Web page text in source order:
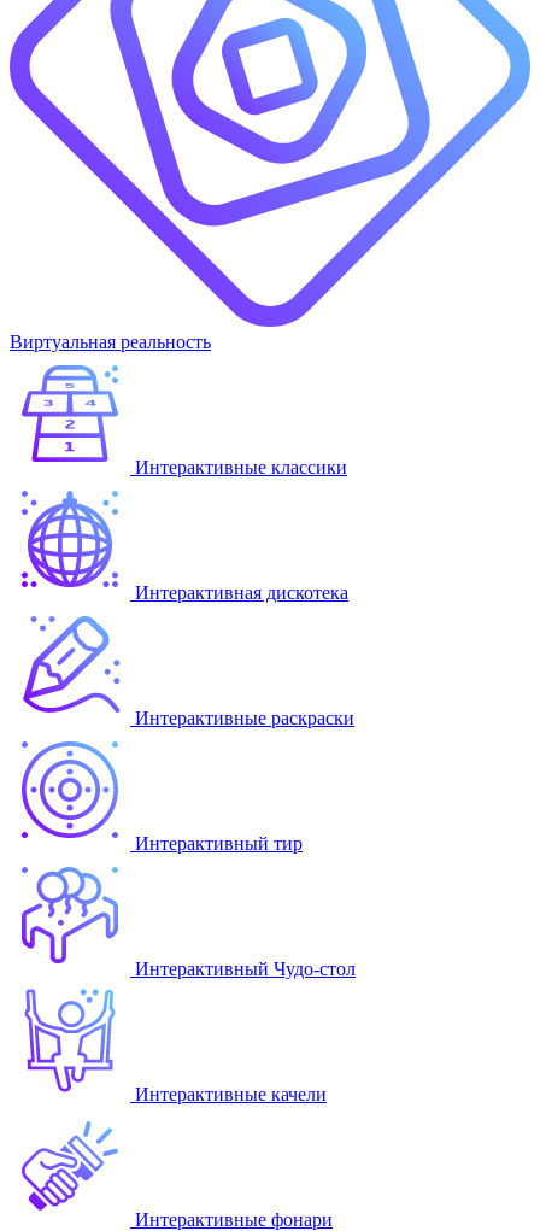
Виртуальная реальность
Интерактивные классики
Интерактивная дискотека
Интерактивные раскраски
Интерактивный тир
Интерактивный Чудо-стол
Интерактивные качели
Интерактивные фонари